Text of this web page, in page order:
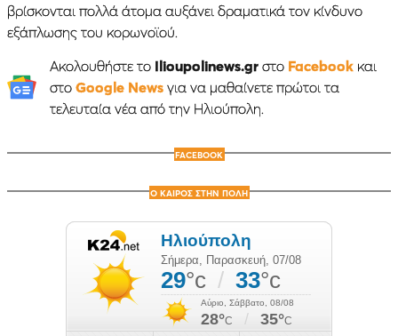
βρίσκονται πολλά άτομα αυξάνει δραματικά τον κίνδυνο
εξάπλωσης του κορωνοϊού.
Ακολουθήστε το Ilioupolinews.grστο Facebookκαι
στο Google Newsγια να μαθαίνετε πρώτοι τα
τελευταία νέα από την Ηλιούπολη.
FACEBOOK
Ο ΚΑΙΡΟΣ ΣΤΗΝ ΠΟΛΗ